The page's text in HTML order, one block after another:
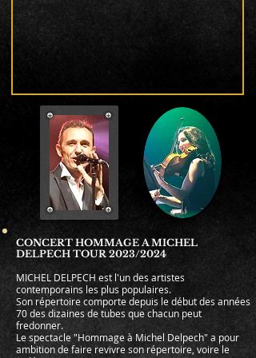
CONCERT HOMMAGE A MICHEL
DELPECH TOUR 2023/2024
MICHEL DELPECH est l'un des artistes
contemporains les plus populaires.
Son répertoire comporte depuis le début des années
70 des dizaines de tubes que chacun peut
fredonner.
Le spectacle "Hommage à Michel Delpech" a pour
ambition de faire revivre son répertoire, voire le